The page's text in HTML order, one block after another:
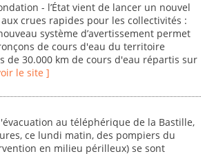
- l’État vient de lancer un nouvel
crues rapides pour les collectivités :
système d’avertissement permet
de cours d'eau du territoire
de 30.000 km de cours d'eau répartis sur
le site ]
au téléphérique de la Bastille,
ce lundi matin, des pompiers du
en milieu périlleux) se sont